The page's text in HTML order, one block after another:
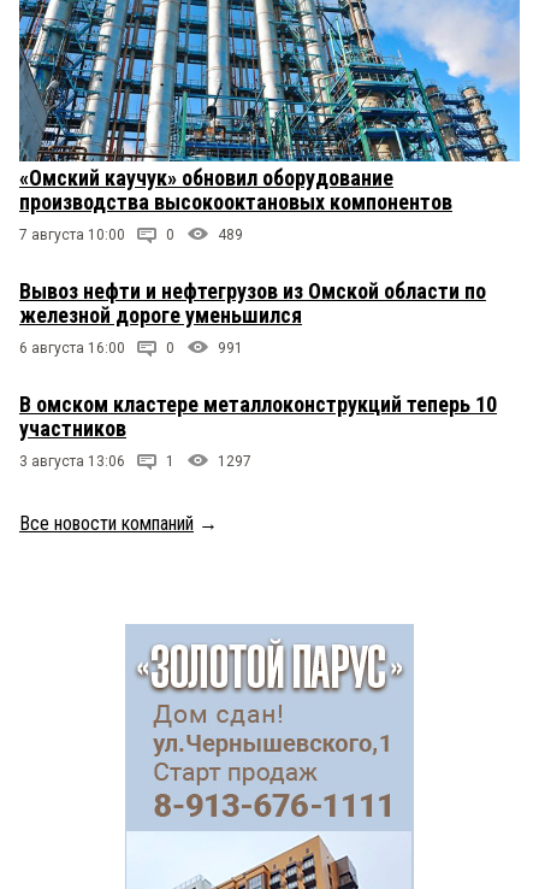
«Омский каучук» обновил оборудование
производства высокооктановых компонентов
7 августа 10:00 0 489
Вывоз нефти и нефтегрузов из Омской области по
железной дороге уменьшился
6 августа 16:00 0 991
В омском кластере металлоконструкций теперь 10
участников
3 августа 13:06 1 1297
Все новости компаний →